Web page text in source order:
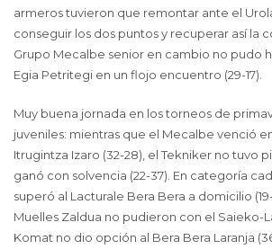
armeros tuvieron que remontar ante el
conseguir los dos puntos y recuperar así la
Grupo Mecalbe senior en cambio no pudo
Egia Petritegi en un flojo encuentro (29-17).
Muy buena jornada en los torneos de
juveniles: mientras que el Mecalbe venció
Itrugintza Izaro (32-28), el Tekniker no tuvo
ganó con solvencia (22-37). En categoría
superó al Lacturale Bera Bera a domicilio
Muelles Zaldua no pudieron con el Saieko-La
Komat no dio opción al Bera Bera Laranja